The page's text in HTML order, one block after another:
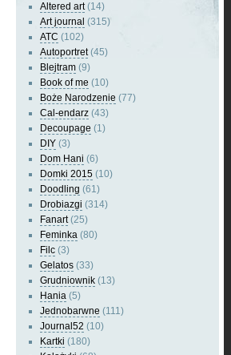
Altered art(14)
Art journal (315)
ATC (102)
Autoportret(45)
Blejtram (9)
Book of me (10)
Boże Narodzenie (77)
Cal-endarz (43)
Decoupage (1)
DIY (3)
Dom Hani (6)
Domki 2015 (10)
Doodling (61)
Drobiazgi (314)
Fanart(25)
Feminka (80)
Filc (3)
Gelatos (33)
Grudniownik (13)
Hania (5)
Jednobarwne (111)
Journal52 (10)
Kartki (180)